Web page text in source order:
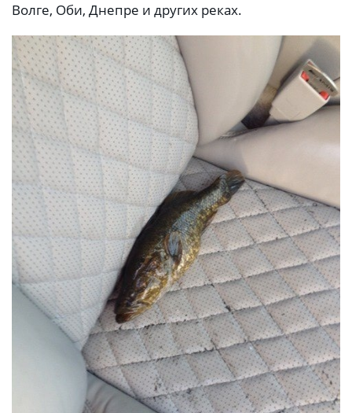
Волге, Оби, Днепре и других реках.